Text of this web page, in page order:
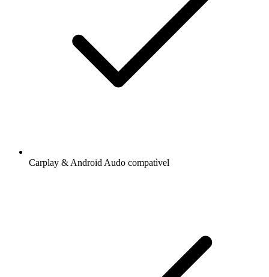
Carplay & Android Audo compatìvel